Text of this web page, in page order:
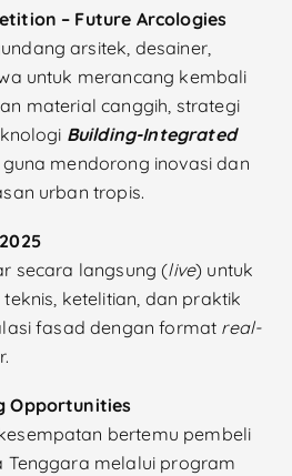
– Future Arcologies
arsitek, desainer,
untuk merancang kembali
material canggih, strategi
Building-Integrated
guna mendorong inovasi dan
urban tropis.
secara langsung (live) untuk
ketelitian, dan praktik
fasad dengan format real-
Opportunities
bertemu pembeli
Tenggara melalui program